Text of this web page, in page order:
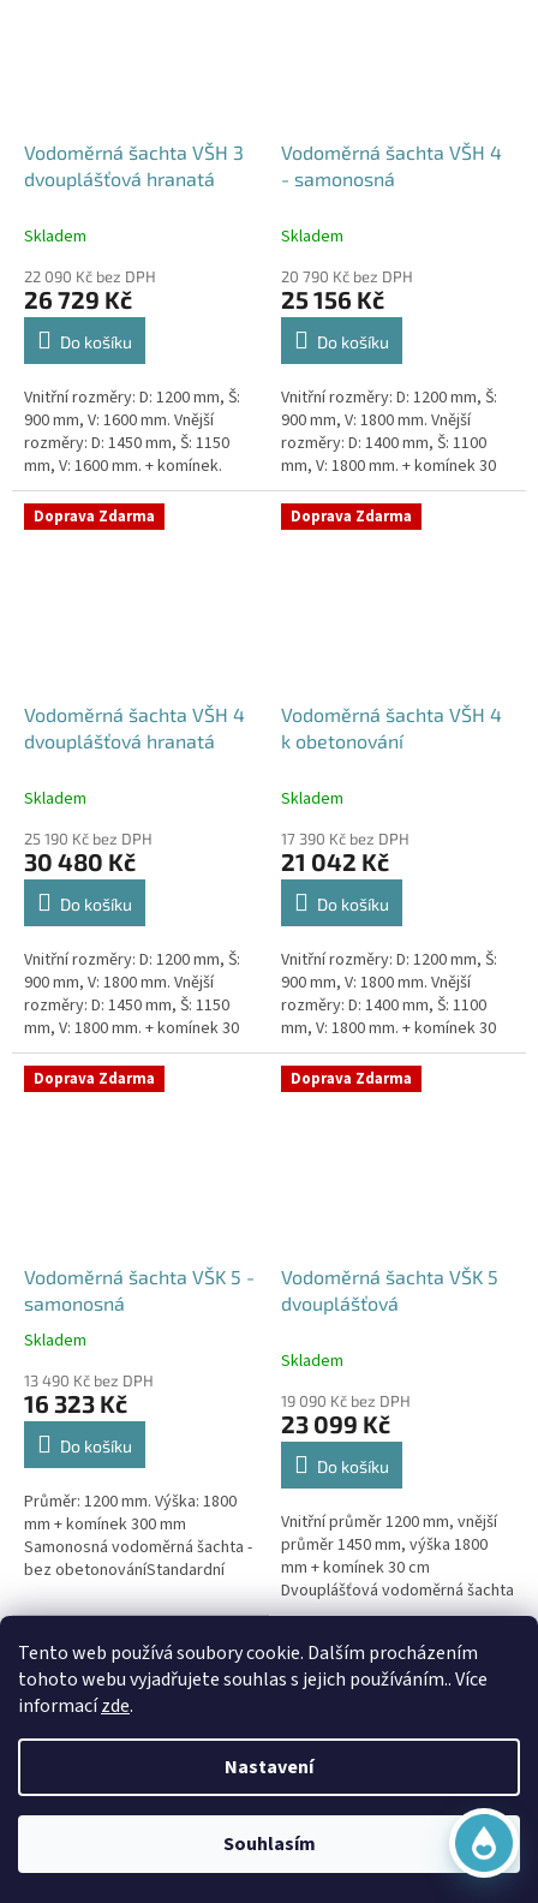
Tento web používá soubory cookie. Dalším procházením
tohoto webu vyjadřujete souhlas s jejich používáním.. Více
informacízde.
Nastavení
Souhlasím
Vodoměrná šachta VŠH 3
dvouplášťová hranatá
Skladem
22 090 Kč bez DPH
26 729 Kč
Do košíku
Vnitřní rozměry: D: 1200 mm, Š:
900 mm, V: 1600 mm. Vnější
rozměry: D: 1450 mm, Š: 1150
mm, V: 1600 mm. + komínek.
Dvouplášťová vodoměrná šachta
- do míst se spodní...
Vodoměrná šachta VŠH 4
- samonosná
Skladem
20 790 Kč bez DPH
25 156 Kč
Do košíku
Vnitřní rozměry: D: 1200 mm, Š:
900 mm, V: 1800 mm. Vnější
rozměry: D: 1400 mm, Š: 1100
mm, V: 1800 mm. + komínek 30
cm. Šachta vhodná pro
požadavky Pražské
Vodárenské!...
Doprava Zdarma
Vodoměrná šachta VŠH 4
dvouplášťová hranatá
Skladem
25 190 Kč bez DPH
30 480 Kč
Do košíku
Vnitřní rozměry: D: 1200 mm, Š:
900 mm, V: 1800 mm. Vnější
rozměry: D: 1450 mm, Š: 1150
mm, V: 1800 mm. + komínek 30
cm. Dvouplášťová vodoměrná
šachta - do míst se spodní...
Doprava Zdarma
Vodoměrná šachta VŠH 4
k obetonování
Skladem
17 390 Kč bez DPH
21 042 Kč
Do košíku
Vnitřní rozměry: D: 1200 mm, Š:
900 mm, V: 1800 mm. Vnější
rozměry: D: 1400 mm, Š: 1100
mm, V: 1800 mm. + komínek 30
cm. Vodoměrná šachta k
obetonování - pojízdná i pod...
Doprava Zdarma
Vodoměrná šachta VŠK 5 -
samonosná
Průměrné
produktu
je
5,0
hvězdiček.
Skladem
13 490 Kč bez DPH
16 323 Kč
Do košíku
Průměr: 1200 mm. Výška: 1800
mm + komínek 300 mm
Samonosná vodoměrná šachta -
bez obetonováníStandardní
přání) Doba dodání 10-14 dní.
Doprava Zdarma
Vodoměrná šachta VŠK 5
dvouplášťová
Skladem
19 090 Kč bez DPH
23 099 Kč
Do košíku
Vnitřní průměr 1200 mm, vnější
průměr 1450 mm, výška 1800
mm + komínek 30 cm
Dvouplášťová vodoměrná šachta
- do míst se spodní
parkovací...
Doprava Zdarma
Vodoměrná šachta VŠK 5 k
Online
Začít konverzaci